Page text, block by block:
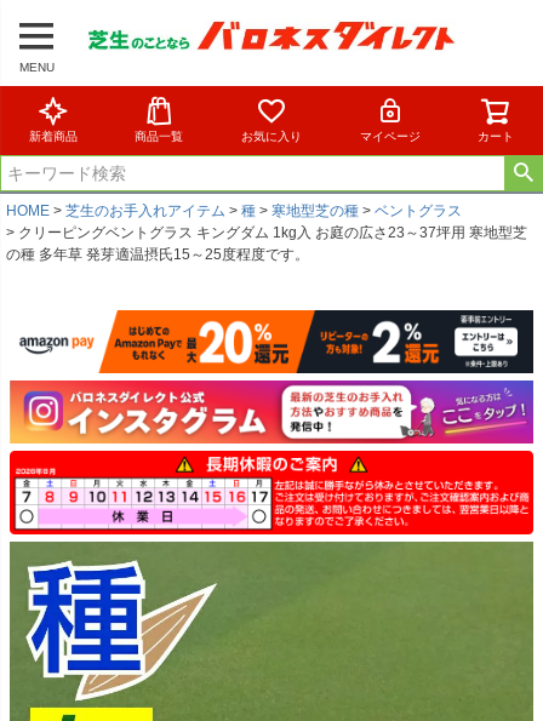
MENU
新着商品 商品一覧 お気に入り マイページ カート
HOME 芝生のお手入れアイテム 種 寒地型芝の種
ベントグラス
クリーピングベントグラス キングダム 1kg入 お庭の広さ23～37坪用 寒地型芝
の種 多年草 発芽適温摂氏15～25度程度です。